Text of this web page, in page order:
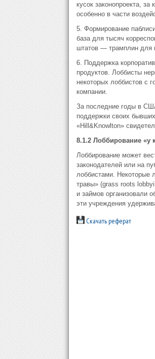
кусок законопроекта,
особенно в части
5. Формирование
база для тысяч
штатов — трамплин для
6. Поддержка
продуктов. Лоббисты
некоторых лоббистов с
компании.
За последние годы в
поддержки своих
«Hill&Knowlton»
8.1.2 Лоббирование «у
Лоббирование может
законодателей или на
лоббистами. Некоторые
травы» (grass roots
и займов организовали
эти учреждения
Скачать реферат